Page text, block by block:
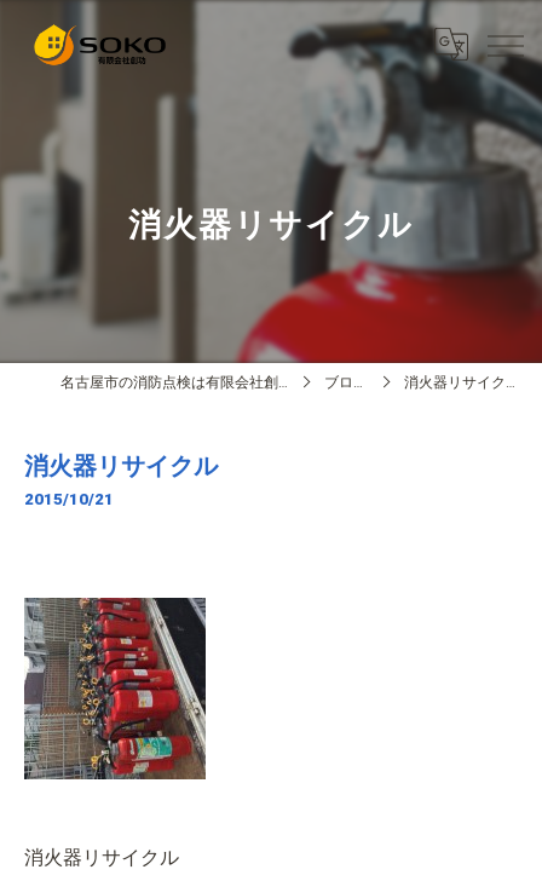
消火器リサイクル
名古屋市の消防点検は有限会社創功 ブログ 消火器リサイクル
消火器リサイクル
2015/10/21
消火器リサイクル